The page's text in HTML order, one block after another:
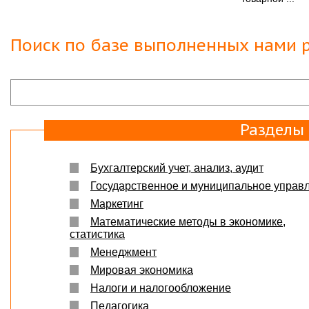
Большое спасибо Вам и автору!!! Это именно то,
что нужно!!!!!
Поиск по базе выполненных нами
Бухгалтерский учет, анализ, аудит
Государственное и муниципальное
Маркетинг
Математические методы в экономике,
статистика
Менеджмент
Мировая экономика
Налоги и налогообложение
Педагогика